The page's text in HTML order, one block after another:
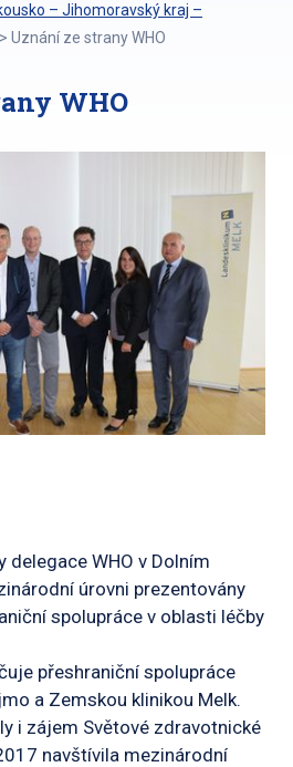
– Jihomoravský kraj –
> Uznání ze strany WHO
WHO
delegace WHO v Dolním
úrovni prezentovány
spolupráce v oblasti léčby
přeshraniční spolupráce
a Zemskou klinikou Melk.
i zájem Světové zdravotnické
navštívila mezinárodní